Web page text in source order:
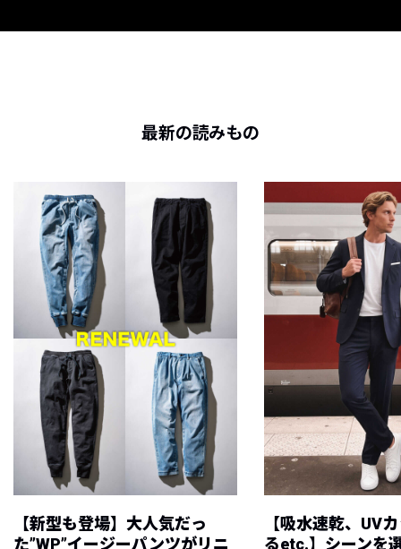
最新の読みもの
【新型も登場】大人気だっ
た”WP”イージーパンツがリニ
【吸水速乾、UV
るetc.】シーンを